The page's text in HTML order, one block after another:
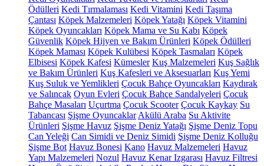
Ödülleri Kedi Tırmalaması Kedi Vitamini Kedi Taşıma
Çantası Köpek Malzemeleri Köpek Yatağı Köpek Vitamini
Köpek Oyuncakları Köpek Mama ve Su Kabı Köpek
Güvenlik Köpek Hijyen ve Bakım Ürünleri Köpek Ödülleri
Köpek Maması Köpek Kulübesi Köpek Tasmaları Köpek
Elbisesi Köpek Kafesi Kümesler Kuş Malzemeleri Kuş Sağlık
ve Bakım Ürünleri Kuş Kafesleri ve Aksesuarları Kuş Yemi
Kuş Suluk ve Yemlikleri Çocuk Bahçe Oyuncakları Kaydırak
ve Salıncak Oyun Evleri Çocuk Bahçe Sandalyeleri Çocuk
Bahçe Masaları Uçurtma Çocuk Scooter Çocuk Kaykay Su
Tabancası Şişme Oyuncaklar Akülü Araba Su Aktivite
Ürünleri Şişme Havuz Şişme Deniz Yatağı Şişme Deniz Topu
Can Yeleği Can Simidi ve Deniz Simidi Şişme Deniz Kolluğu
Şişme Bot Havuz Bonesi Kano Havuz Malzemeleri Havuz
Yapı Malzemeleri Nozul Havuz Kenar Izgarası Havuz Filtresi